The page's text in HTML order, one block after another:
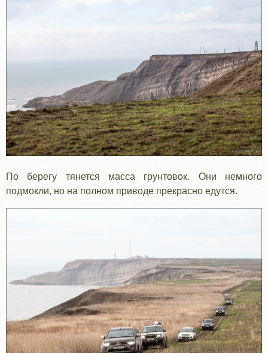
По берегу тянется масса грунтовок. Они немного
подмокли, но на полном приводе прекрасно едутся.